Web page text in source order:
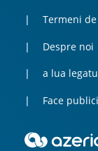
Termeni
Despre noi
a lua
Face